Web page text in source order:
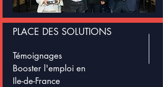
PLACE DES SOLUTIONS
Témoignages
Booster l'emploi en
Ile-de-France